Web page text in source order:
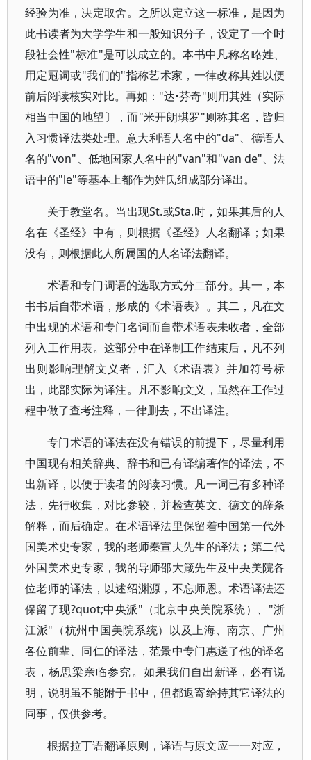
经验为准，决定取舍。之所以定立这一标准，是因为
此书读者为大学学生和一般知识分子，设定了一个时
段社会性"标准"是可以成立的。本书中凡称名略姓、
用定冠词或"我们的"指称艺术家，一律改称其姓以便
前后阅读核实对比。再如："达•芬奇"则用其姓（实际
相当中国的地望〕，而"米开朗琪罗"则称其名，皆归
入习惯译法类处理。意大利语人名中的"da"、德语人
名的"von"、低地国家人名中的"van"和"van de"、法
语中的"le"等基本上都作为姓氏组成部分译出。
关于教堂名。当出现St.或Sta.时，如果其后的人
名在《圣经》中有，则根据《圣经》人名翻译；如果
没有，则根据此人所属国的人名译法翻译。
术语和专门词语的选取方式分二部分。其一，本
书书后自带术语，形成的《术语表》。其二，凡在文
中出现的术语和专门名词而自带术语表未收者，全部
列入工作用表。这部分中在译制工作结束后，凡不列
出则影响理解文义者，汇入《术语表》并加符号标
出，此部实际为译注。凡不影响文义，虽然在工作过
程中做了查考注释，一律删去，不出译注。
专门术语的译法在没有错误的前提下，尽量利用
中国现有相关辞典、辞书和已有译编著作的译法，不
出新译，以便于读者的阅读习惯。凡一词已有多种译
法，先行收集，对比参较，并检查英文、德文的辞条
解释，而后确定。在术语译法里保留着中国第一代外
国美术史专家，我的老师秦宣夫先生的译法；第二代
外国美术史专家，我的导师邵大箴先生及中央美院各
位老师的译法，以述绍渊源，不忘师恩。术语译法还
保留了现?quot;中央派"（北京中央美院系统）、"浙
江派"（杭州中国美院系统）以及上海、南京、广州
各位前辈、同仁的译法，范景中专门惠送了他的译名
表，杨思梁亲临参究。如果我们自出新译，必有说
明，说明虽不能附于书中，但都返寄给持其它译法的
同事，仅供参考。
根据拉丁语翻译原则，译语与原文应一一对应，